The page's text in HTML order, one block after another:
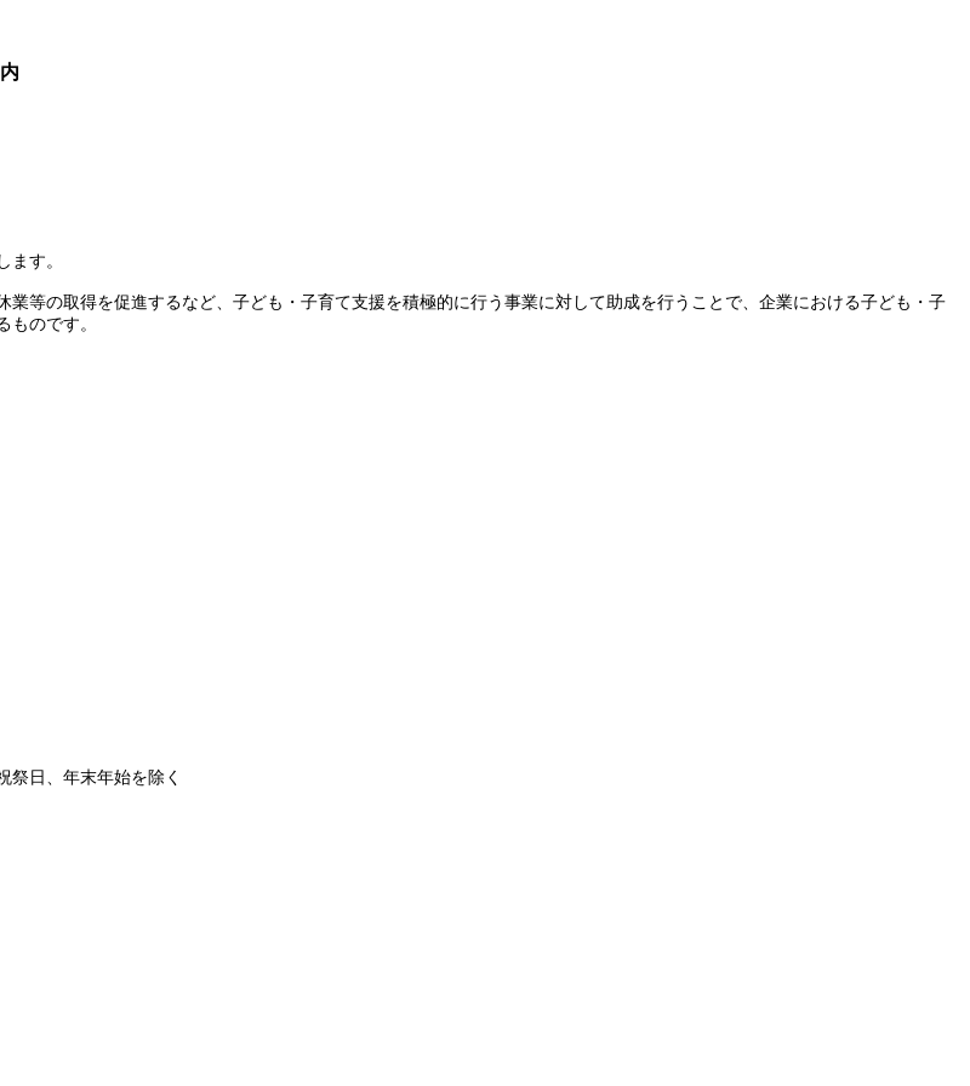
ます。
等の取得を促進するなど、子ども・子育て支援を積極的に行う事業に対して助成を行うことで、企業における子ども・子
のです。
日、年末年始を除く